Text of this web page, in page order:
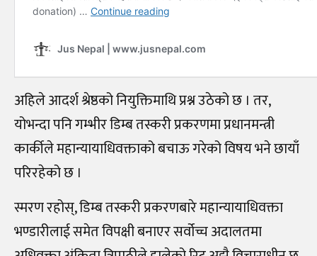
अहिले आदर्श श्रेष्ठको नियुक्तिमाथि प्रश्न उठेको छ । तर,
योभन्दा पनि गम्भीर डिम्ब तस्करी प्रकरणमा प्रधानमन्त्री
कार्कीले महान्यायाधिवक्ताको बचाऊ गरेको विषय भने छायाँ
परिरहेको छ ।
स्मरण रहोस्, डिम्ब तस्करी प्रकरणबारे महान्यायाधिवक्ता
भण्डारीलाई समेत विपक्षी बनाएर सर्वोच्च अदालतमा